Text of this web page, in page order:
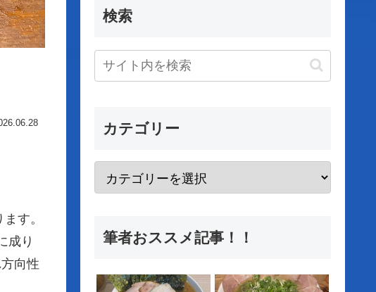
す。
成り
向性
検索
カテゴリー
筆者おススメ記事！！